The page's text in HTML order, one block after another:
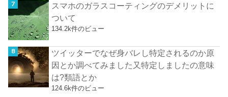
スマホのガラスコーティングのデメリットに
ついて
134.2k件のビュー
ツイッターでなぜ身バレし特定されるのか原
因とか調べてみました又特定しましたの意味
は?類語とか
124.6k件のビュー